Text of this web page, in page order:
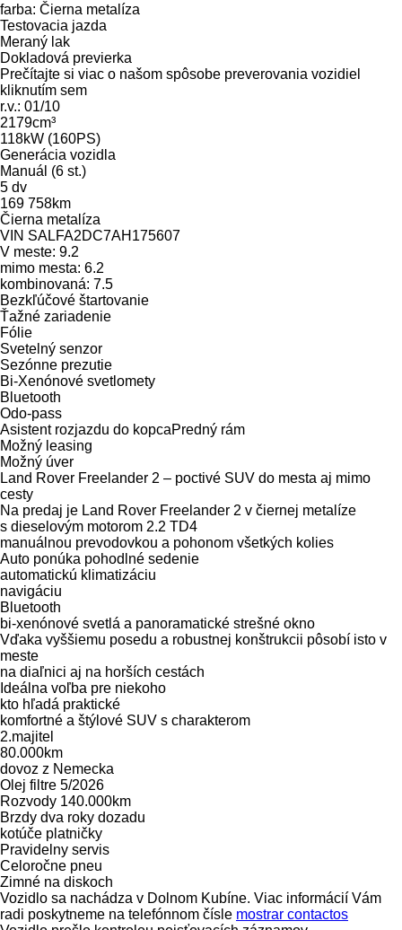
farba: Čierna metalíza
Testovacia jazda
Meraný lak
Dokladová previerka
Prečítajte si viac o našom spôsobe preverovania vozidiel
kliknutím sem
r.v.: 01/10
2179cm³
118kW (160PS)
Generácia vozidla
Manuál (6 st.)
5 dv
169 758km
Čierna metalíza
VIN SALFA2DC7AH175607
V meste: 9.2
mimo mesta: 6.2
kombinovaná: 7.5
Bezkľúčové štartovanie
Ťažné zariadenie
Fólie
Svetelný senzor
Sezónne prezutie
Bi-Xenónové svetlomety
Bluetooth
Odo-pass
Asistent rozjazdu do kopcaPredný rám
Možný leasing
Možný úver
Land Rover Freelander 2 – poctivé SUV do mesta aj mimo
cesty
Na predaj je Land Rover Freelander 2 v čiernej metalíze
s dieselovým motorom 2.2 TD4
manuálnou prevodovkou a pohonom všetkých kolies
Auto ponúka pohodlné sedenie
automatickú klimatizáciu
navigáciu
Bluetooth
bi-xenónové svetlá a panoramatické strešné okno
Vďaka vyššiemu posedu a robustnej konštrukcii pôsobí isto v
meste
na diaľnici aj na horších cestách
Ideálna voľba pre niekoho
kto hľadá praktické
komfortné a štýlové SUV s charakterom
2.majitel
80.000km
dovoz z Nemecka
Olej filtre 5/2026
Rozvody 140.000km
Brzdy dva roky dozadu
kotúče platničky
Pravidelny servis
Celoročne pneu
Zimné na diskoch
Vozidlo sa nachádza v Dolnom Kubíne. Viac informácií Vám
radi poskytneme na telefónnom čísle mostrar contactos